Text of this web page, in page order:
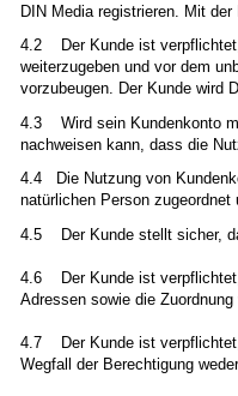
DIN Media registrieren. Mit
4.2 Der Kunde ist verpflichtet,
weiterzugeben und vor dem
vorzubeugen. Der Kunde wird
4.3 Wird sein Kundenkonto
nachweisen kann, dass die
4.4 Die Nutzung von
natürlichen Person
4.5 Der Kunde stellt sicher,
4.6 Der Kunde ist verpflichtet,
Adressen sowie die
4.7 Der Kunde ist verpflichtet,
Wegfall der Berechtigung